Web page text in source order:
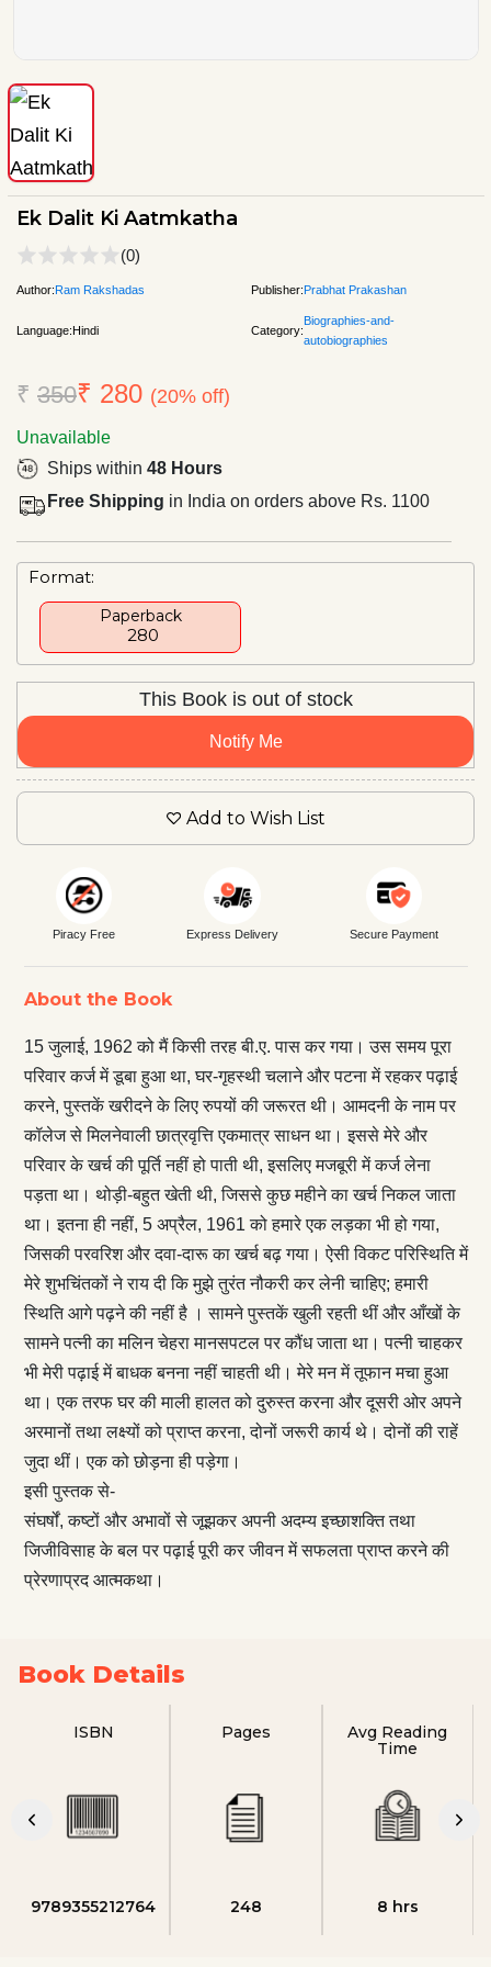
Ek Dalit Ki Aatmkatha
(0)
Author:Ram Rakshadas Publisher:Prabhat Prakashan
Language:Hindi Category:
Biographies-and-
autobiographies
₹ 350₹ 280 (20% off)
Unavailable
Ships within 48 Hours
Free Shipping in India on orders above Rs. 1100
Format:
Paperback
₹ 280
This Book is out of stock
Notify Me
Add to Wish List
Piracy Free Express Delivery Secure Payment
About the Book
15 जुलाई, 1962 को मैं किसी तरह बी.ए. पास कर गया। उस समय पूरा
परिवार कर्ज में डूबा हुआ था, घर-गृहस्थी चलाने और पटना में रहकर पढ़ाई
करने, पुस्तकें खरीदने के लिए रुपयों की जरूरत थी। आमदनी के नाम पर
कॉलेज से मिलनेवाली छात्रवृत्ति एकमात्र साधन था। इससे मेरे और
परिवार के खर्च की पूर्ति नहीं हो पाती थी, इसलिए मजबूरी में कर्ज लेना
पड़ता था। थोड़ी-बहुत खेती थी, जिससे कुछ महीने का खर्च निकल जाता
था। इतना ही नहीं, 5 अप्रैल, 1961 को हमारे एक लड़का भी हो गया,
जिसकी परवरिश और दवा-दारू का खर्च बढ़ गया। ऐसी विकट परिस्थिति में
मेरे शुभचिंतकों ने राय दी कि मुझे तुरंत नौकरी कर लेनी चाहिए; हमारी
स्थिति आगे पढ़ने की नहीं है । सामने पुस्तकें खुली रहती थीं और आँखों के
सामने पत्नी का मलिन चेहरा मानसपटल पर कौंध जाता था। पत्नी चाहकर
भी मेरी पढ़ाई में बाधक बनना नहीं चाहती थी। मेरे मन में तूफान मचा हुआ
था। एक तरफ घर की माली हालत को दुरुस्त करना और दूसरी ओर अपने
अरमानों तथा लक्ष्यों को प्राप्त करना, दोनों जरूरी कार्य थे। दोनों की राहें
जुदा थीं। एक को छोड़ना ही पड़ेगा।
इसी पुस्तक से-
संघर्षों, कष्टों और अभावों से जूझकर अपनी अदम्य इच्छाशक्ति तथा
जिजीविसाह के बल पर पढ़ाई पूरी कर जीवन में सफलता प्राप्त करने की
प्रेरणाप्रद आत्मकथा।
Book Details
ISBN
9789355212764
Pages
248
Avg Reading
Time
8 hrs